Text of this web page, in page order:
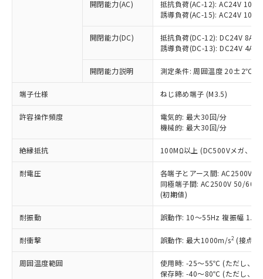
開閉能力(AC)
抵抗負荷(AC-12): AC24V 10A/
誘導負荷(AC-15): AC24V
開閉能力(DC)
抵抗負荷(DC-12): DC24V 8A/
誘導負荷(DC-13): DC24V 4A/
開閉能力説明 測定条件: 周囲温度 20±2℃、
端子仕様 ねじ締め端子 (M3.5)
許容操作頻度
電気的: 最大30回/分
機械的: 最大30回/分
絶縁抵抗 100MΩ以上 (DC500Vメガ、点
耐電圧
各端子とアース間: AC2500V
同極端子間: AC2500V 50/
(初期値)
耐振動 誤動作: 10～55Hz 複振幅
耐衝撃 誤動作: 最大1000m/s2 (接点
周囲温度範囲
使用時: -25～55℃ (ただし、氷
保存時: -40～80℃ (ただし、氷
本サービスは、当社制御機器事業取扱
商品の当社在庫状況および標準価格
(税抜)を提供させていただくもので
当社制御機器事業取扱商品の中には、
本サービスの対象外となる商品もある
ことをご了承ください。
在庫状況および標準価格照会結果は、
記載している更新日時点での社内デー
タに基づき作成されるものであり、閲
覧された時点での実際の在庫および標
準価格とは異なる場合があることをご
正式な納期状況および標準価格はお客
様のお取引先、またはお客様担当のオ
ムロン制御機器販売店・当社販売員に
オムロン制御機器販売店や当社販売拠
販売ネットワーク
」をご確認
在庫状況および標準価格結果を当社の
定はありません。
調査・確認中：EU RoHS指令（10物質）の
非含有の対応状況を調査中または確認中の
非該当品：ライセンス料など無形物で、有
害物質有無と関係のない商品です。
仕入先様の事情により、非含有部品として
いたものが、含有品と判明した場合などや
むを得ず変更することがあります。
六価クロム(Cr(Ⅵ)) 1000ppm以下、ポリ臭化ビフェニル
類(PBB) 1000ppm以下、ポリ臭化ジフェニルエーテル類
(PBDE) 1000ppm以下、フタル酸ビス(2-エチルヘキシ
ル) (DEHP)(別名：DOP) 1000ppm以下、フタル酸ブチ
ルベンジル（BBP） 1000ppm以下、フタル酸ジブチル
（DBP） 1000ppm以下、フタル酸ジイソブチル
但し、RoHS指令で産業用監視および制御機器に対する
図的な使用がないことを確認しています。
「○」：最大均質材料含有率が中国RoHSの
「×」：最大均質材料含有率が中国RoHSの
基準値を超えていることを示します。
「－」：未確認です。当社販売部門へお問
い合わせください。
*中国RoHS10物質の基準値 (GB/T26572)：
Pb(鉛) :1000ppm、 Hg(水銀) : 1000ppm、 Cd(カドミウ
ム) : 100ppm、
Cr(Ⅵ)(六価クロム) : 1000ppm、 PBBs(ポリ臭化ビフェ
ニル類) : 1000ppm、 PBDEs(ポリ臭化ジフェニルエーテ
DBP(フタル酸ジブチル) : 1000ppm、 DIBP(フタル酸ジ
イソブチル) : 1000ppm、 BBP(フタル酸ブチルベンジ
DEHP(フタル酸ビス(2-エチルヘキシル)) : 1000ppm
「ｅ」：有害物質（10物質）のすべてが基
当社は、これら貴社製品のうち、外国
為替および外国貿易法に定める商品
（以下｢規制貨物等」という）を輸出
または国外への提供する場合は、日本
国政府の輸出許可(または役務取引許
可)を取得するなどの必要な手続きを
当社は規制貨物を破棄する場合は、完
全に破砕するなど、違法に輸出されな
いよう必要な手段を講じます。
当社は貴社製品を、核兵器、ミサイ
ル、化学兵器、生物兵器またはその他
武器並びにこれらの製造装置等に一切
当社は、貴社製品を第三者に販売する
一定数以上の在庫あり
一定数には満たないが在庫あり
在庫なし(最新の在庫状況につ
いては、お客様のお取引先、ま
たはお客様担当のオムロン制御
機器販売店・当社販売員にご確